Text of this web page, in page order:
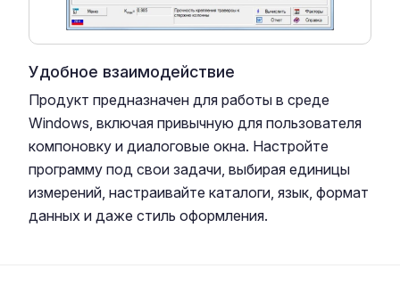
Удобное взаимодействие
Продукт предназначен для работы в среде
Windows, включая привычную для пользователя
компоновку и диалоговые окна. Настройте
программу под свои задачи, выбирая единицы
измерений, настраивайте каталоги, язык, формат
данных и даже стиль оформления.